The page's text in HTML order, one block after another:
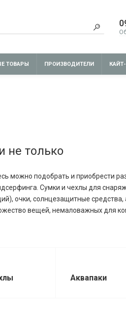
ТОВАРЫ ПРОИЗВОДИТЕЛИ
не только
можно подобрать и приобрести
Сумки и чехлы для
очки, солнцезащитные
вещей, немаловажных для
Аквапаки